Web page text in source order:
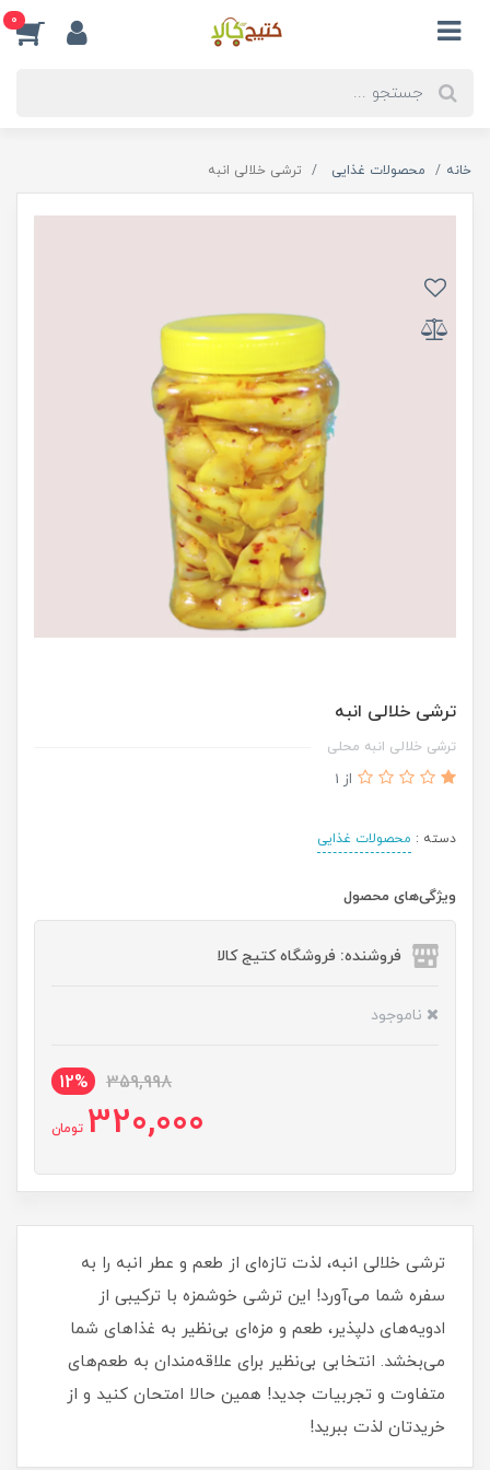
0
خانه محصولات غذایی ترشی خلالی انبه
ترشی خلالی انبه
ترشی خلالی انبه محلی
از 1
دسته : محصولات غذایی
ویژگی‌های محصول
فروشنده: فروشگاه کتیج کالا
ناموجود
359,998
12%
320,000 تومان
ترشی خلالی انبه، لذت تازه‌ای از طعم و عطر انبه را به
سفره شما می‌آورد! این ترشی خوشمزه با ترکیبی از
ادویه‌های دلپذیر، طعم و مزه‌ای بی‌نظیر به غذاهای شما
می‌بخشد. انتخابی بی‌نظیر برای علاقه‌مندان به طعم‌های
متفاوت و تجربیات جدید! همین حالا امتحان کنید و از
خریدتان لذت ببرید!